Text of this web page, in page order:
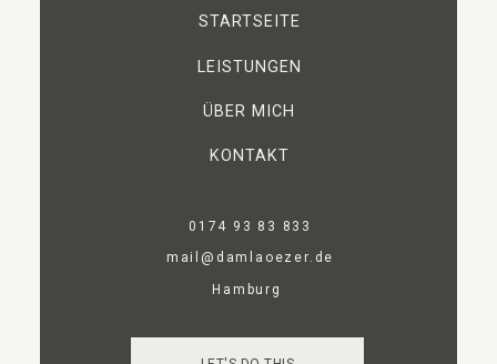
STARTSEITE
LEISTUNGEN
ÜBER MICH
KONTAKT
0174 93 83 833
mail@damlaoezer.de
Hamburg